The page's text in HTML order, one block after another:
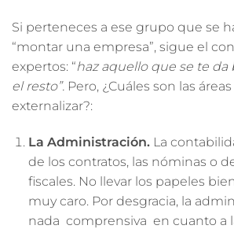
Si perteneces a ese grupo que se
“montar una empresa”, sigue el
expertos: “haz aquello que se te da
el resto”. Pero, ¿Cuáles son las
externalizar?:
La Administración. La
de los contratos,las nóminas o
fiscales. No llevar los papeles
muy caro. Por desgracia, la
nada comprensiva en cuanto a